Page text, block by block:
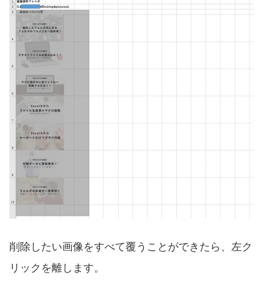
削除したい画像をすべて覆うことができたら、左ク
リックを離します。